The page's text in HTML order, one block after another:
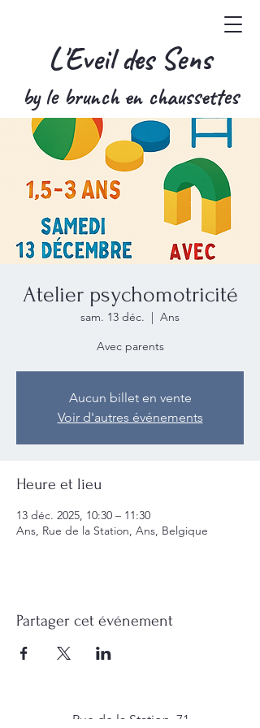
L'Eveil des Sens
by le brunch en chaussettes
Atelier psychomotricité
sam. 13 déc.
  |
Ans
Avec parents
Aucun billet en vente
Voir d'autres événements
Heure et lieu
13 déc. 2025, 10:30 – 11:30
Ans, Rue de la Station, Ans, Belgique
Partager cet événement
Rue de la Station, 71